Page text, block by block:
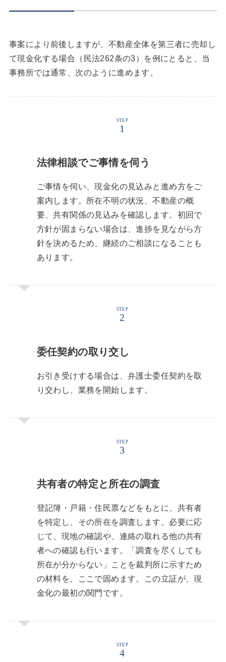
事案により前後しますが、不動産全体を第三者に売却し
て現金化する場合（民法262条の3）を例にとると、当
事務所では通常、次のように進めます。
STEP
法律相談でご事情を伺う
ご事情を伺い、現金化の見込みと進め方をご
案内します。所在不明の状況、不動産の概
要、共有関係の見込みを確認します。初回で
方針が固まらない場合は、進捗を見ながら方
針を決めるため、継続のご相談になることも
あります。
STEP
委任契約の取り交し
お引き受けする場合は、弁護士委任契約を取
り交わし、業務を開始します。
STEP
共有者の特定と所在の調査
登記簿・戸籍・住民票などをもとに、共有者
を特定し、その所在を調査します。必要に応
じて、現地の確認や、連絡の取れる他の共有
者への確認も行います。「調査を尽くしても
所在が分からない」ことを裁判所に示すため
の材料を、ここで固めます。この立証が、現
金化の最初の関門です。
STEP